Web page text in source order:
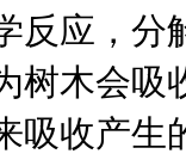
反应，分
树木会吸
吸收产生